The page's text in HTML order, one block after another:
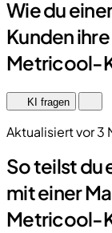
Wie du
Kunden
Metricool-
KI fragen
Aktualisiert vor 3
So teilst du
mit einer
Metricool-